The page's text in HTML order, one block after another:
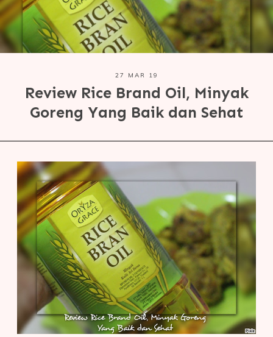
27 MAR 19
Review Rice Brand Oil, Minyak
Goreng Yang Baik dan Sehat